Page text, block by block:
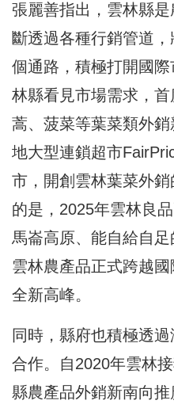
張麗善指出，雲林縣
斷透過各種行銷管道
個通路，積極打開國
林縣看見市場需求，
蒿、菠菜等葉菜類外
地大型連鎖超市
市，開創雲林葉菜外
的是，2025年雲林良
馬崙高原、能自給自
雲林農產品正式跨越
全新高峰。
同時，縣府也積極透
合作。自2020年雲林
縣農產品外銷新南向